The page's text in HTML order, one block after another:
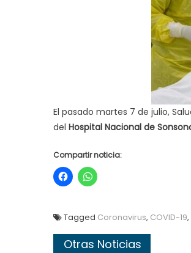
El pasado martes 7 de julio,
del Hospital Nacional de
Compartir noticia:
Tagged Coronavirus, COVID-19,
Otras Noticias